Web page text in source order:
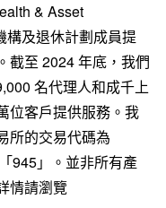
& Asset
構及退休計劃成員提
截至 2024 年底，我們
名代理人和成千上
位客戶提供服務。我
所的交易代碼為
945」。並非所有產
情請瀏覽